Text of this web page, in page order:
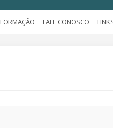
FALE CONOSCO LINKS